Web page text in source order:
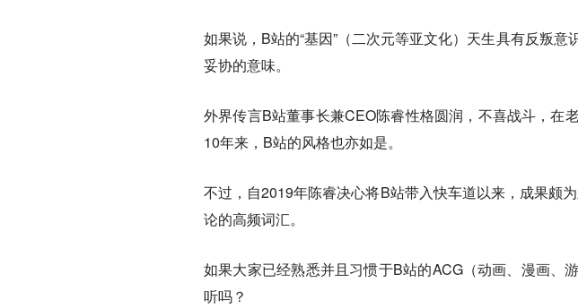
如果说，B站的“基因”（二次元等亚文化）天生具有反叛
妥协的意味。
外界传言B站董事长兼CEO陈睿性格圆润，不喜战斗，在
10年来，B站的风格也亦如是。
不过，自2019年陈睿决心将B站带入快车道以来，成果颇
论的高频词汇。
如果大家已经熟悉并且习惯于B站的ACG（动画、漫画、
听吗？